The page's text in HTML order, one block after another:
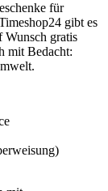
für
gibt es
Wunsch gratis
mit Bedacht: